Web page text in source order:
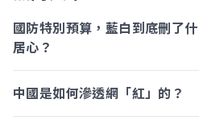
國防特別預算，藍白到底刪了
居心？
中國是如何滲透網「紅」的？